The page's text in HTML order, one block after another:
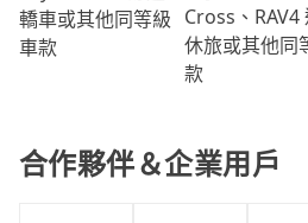
轎車或其他同等級
車款
Cross、RAV4
休旅或其他同
款
合作夥伴＆企業用戶